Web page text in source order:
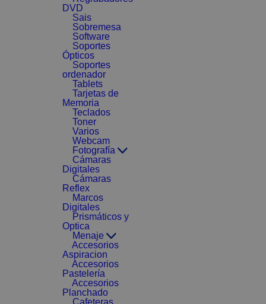
DVD
Sais
Sobremesa
Software
Soportes
Ópticos
Soportes
ordenador
Tablets
Tarjetas de
Memoria
Teclados
Toner
Varios
Webcam
Fotografía
Cámaras
Digitales
Cámaras
Reflex
Marcos
Digitales
Prismáticos y
Optica
Menaje
Accesorios
Aspiracion
Accesorios
Pastelería
Accesorios
Planchado
Cafeteras